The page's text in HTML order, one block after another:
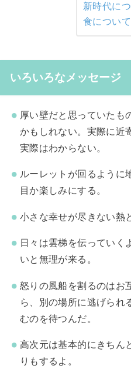
新時代に
食について
いろいろなメッセージ
厚い壁だと思っていたも
かもしれない。実際に近
実際はわからない。
ルーレットが回るように
目か楽しみにする。
小さな幸せが尽きない熱
日々は雲梯を伝っていく
いと無理が来る。
怒りの風船を割るのはお
ら、別の場所に逃げられ
むのを待つんだ。
高次元は基本的にきちん
りもするよ。